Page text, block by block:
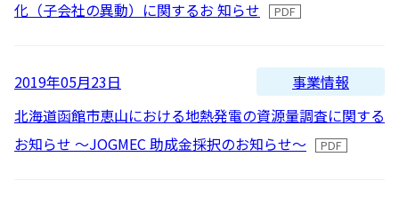
化（子会社の異動）に関するお 知らせ
2019年05月23日
事業情報
北海道函館市恵山における地熱発電の資源量調査に関する
お知らせ ～JOGMEC 助成金採択のお知らせ～